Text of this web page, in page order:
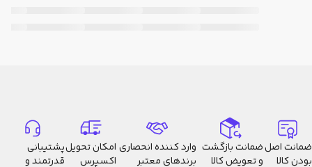
ضمانت اصل
بودن کالا
ضمانت بازگشت
و تعویض کالا
وارد کننده انحصاری
برندهای معتبر
امکان تحویل
اکسپرس
پشتیبانی
قدرتمند و